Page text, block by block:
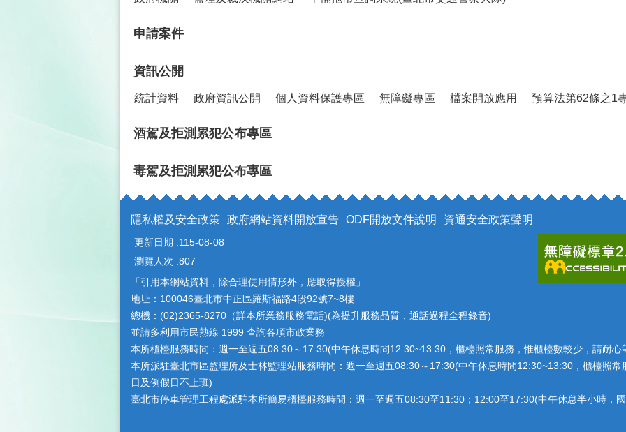
申請案件
資訊公開
統計資料 政府資訊公開 個人資料保護專區 無障礙專區 檔案開放應用 預算法第62條之1
酒駕及拒測累犯公布專區
毒駕及拒測累犯公布專區
隱私權及安全政策 政府網站資料開放宣告 ODF開放文件說明 資通安全政策聲明
更新日期
115-08-08
瀏覽人次 807
「引用本網站資料，除合理使用情形外，應取得授權」
地址：100046臺北市中正區羅斯福路4段92號7~8樓
總機：(02)2365-8270（詳本所業務服務電話)(為提升服務品質，通話過程全程錄音)
並請多利用市民熱線 1999 查詢各項市政業務
本所櫃檯服務時間：週一至週五08:30～17:30(中午休息時間12:30~13:30，櫃檯照常服務，惟櫃檯數較少，請耐心
本所派駐臺北市區監理所及士林監理站服務時間：週一至週五08:30～17:30(中午休息時間12:30~13:30，櫃檯照
日及例假日不上班)
臺北市停車管理工程處派駐本所簡易櫃檯服務時間：週一至週五08:30至11:30；12:00至17:30(中午休息半小時，